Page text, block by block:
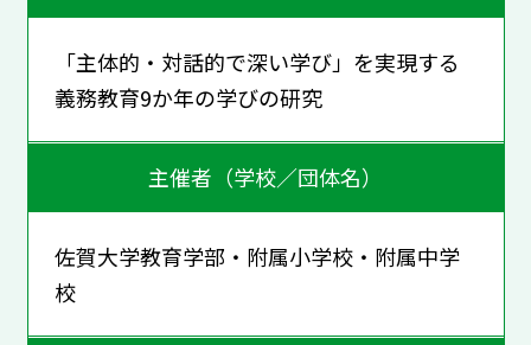
「主体的・対話的で深い学び」を実現する
義務教育9か年の学びの研究
主催者（学校／団体名）
佐賀大学教育学部・附属小学校・附属中学
校